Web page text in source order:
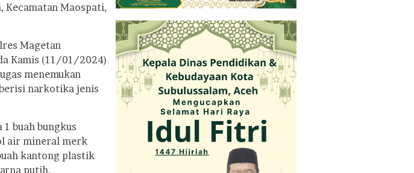
Kecamatan Maospati,
Magetan
Kamis (11/01/2024)
menemukan
narkotika jenis
buah bungkus
air mineral merk
kantong plastik
putih.